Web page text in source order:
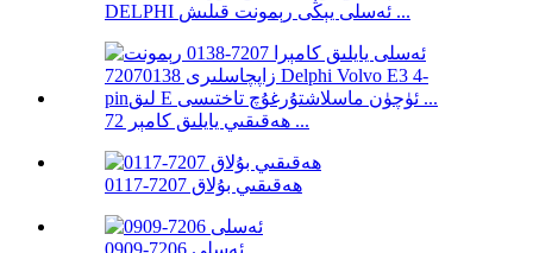
DELPHI ئەسلى يېڭى رېمونت قىلىش ...
ھەقىقىي يايلىق كامېر 72 ...
ھەقىقىي بۇلاق 7207-0117